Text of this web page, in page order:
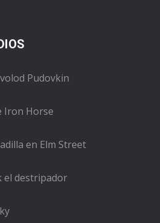
Pudovkin
Iron Horse
en Elm Street
el destripador